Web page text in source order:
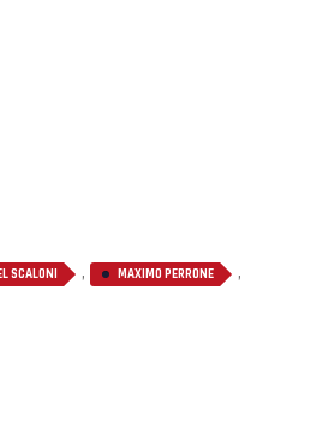
SCALONI , MAXIMO PERRONE ,